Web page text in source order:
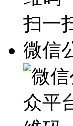
扫一
微信